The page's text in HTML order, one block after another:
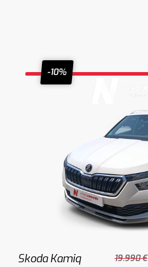
-10%
Skoda Kamiq 19.990 €